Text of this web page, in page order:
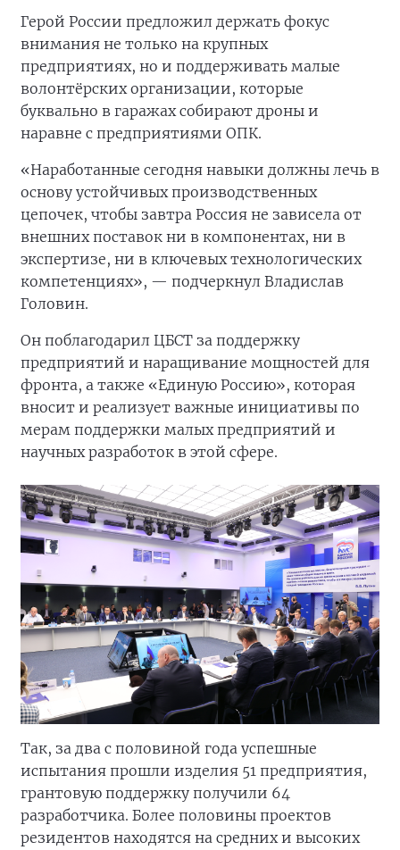
Герой России предложил держать фокус
внимания не только на крупных
предприятиях, но и поддерживать малые
волонтёрских организации, которые
буквально в гаражах собирают дроны и
наравне с предприятиями ОПК.
«Наработанные сегодня навыки должны лечь в
основу устойчивых производственных
цепочек, чтобы завтра Россия не зависела от
внешних поставок ни в компонентах, ни в
экспертизе, ни в ключевых технологических
компетенциях», — подчеркнул Владислав
Головин.
Он поблагодарил ЦБСТ за поддержку
предприятий и наращивание мощностей для
фронта, а также «Единую Россию», которая
вносит и реализует важные инициативы по
мерам поддержки малых предприятий и
научных разработок в этой сфере.
Так, за два с половиной года успешные
испытания прошли изделия 51 предприятия,
грантовую поддержку получили 64
разработчика. Более половины проектов
резидентов находятся на средних и высоких